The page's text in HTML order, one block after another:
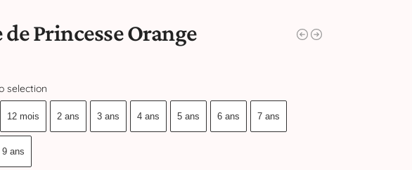
de Princesse Orange
selection
12 mois 2 ans 3 ans 4 ans 5 ans 6 ans 7 ans
9 ans